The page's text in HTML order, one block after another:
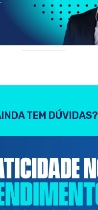
TEM DÚVIDAS?